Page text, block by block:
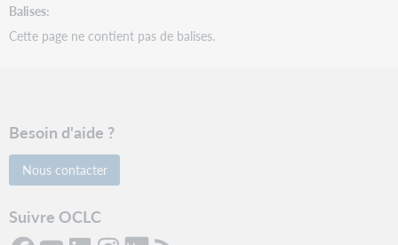
Balises
Cette page ne contient pas de balises.
Besoin d'aide ?
Nous contacter
Suivre OCLC